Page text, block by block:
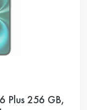
Plus 256 GB,